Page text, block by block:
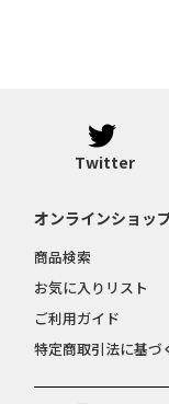
Twitter
オンラインショッ
商品検索
お気に入りリスト
ご利用ガイド
特定商取引法に基づ